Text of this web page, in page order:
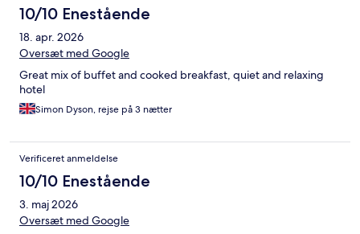
10/10 Enestående
18. apr. 2026
Oversæt med Google
Great mix of buffet and cooked breakfast, quiet and relaxing
hotel
Simon Dyson, rejse på 3 nætter
Verificeret anmeldelse
10/10 Enestående
3. maj 2026
Oversæt med Google